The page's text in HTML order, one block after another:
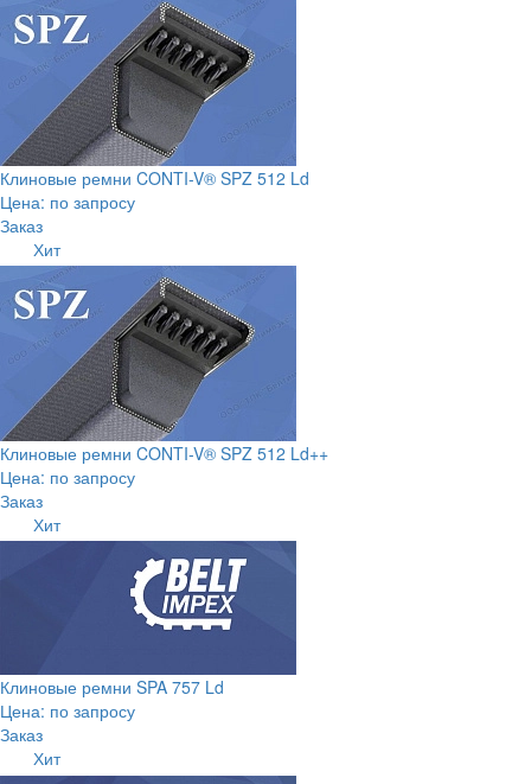
Клиновые ремни CONTI-V® SPZ 512 Ld
Цена: по запросу
Заказ
Хит
Клиновые ремни CONTI-V® SPZ 512 Ld++
Цена: по запросу
Заказ
Хит
Клиновые ремни SPA 757 Ld
Цена: по запросу
Заказ
Хит